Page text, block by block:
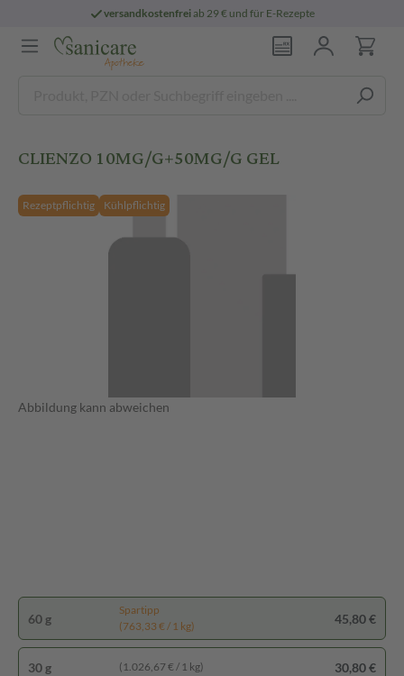
versandkostenfreiab 29 € und für E-Rezepte
CLIENZO 10MG/G+50MG/G GEL
Rezeptpflichtig Kühlpflichtig
Abbildung kann abweichen
60 g
Spartipp
(763,33 € / 1 kg)
45,80 €
30 g (1.026,67 € / 1 kg) 30,80 €